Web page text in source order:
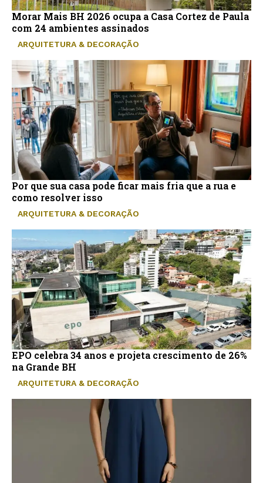
Morar Mais BH 2026 ocupa a Casa Cortez de Paula
com 24 ambientes assinados
ARQUITETURA & DECORAÇÃO
Por que sua casa pode ficar mais fria que a rua e
como resolver isso
ARQUITETURA & DECORAÇÃO
EPO celebra 34 anos e projeta crescimento de 26%
na Grande BH
ARQUITETURA & DECORAÇÃO